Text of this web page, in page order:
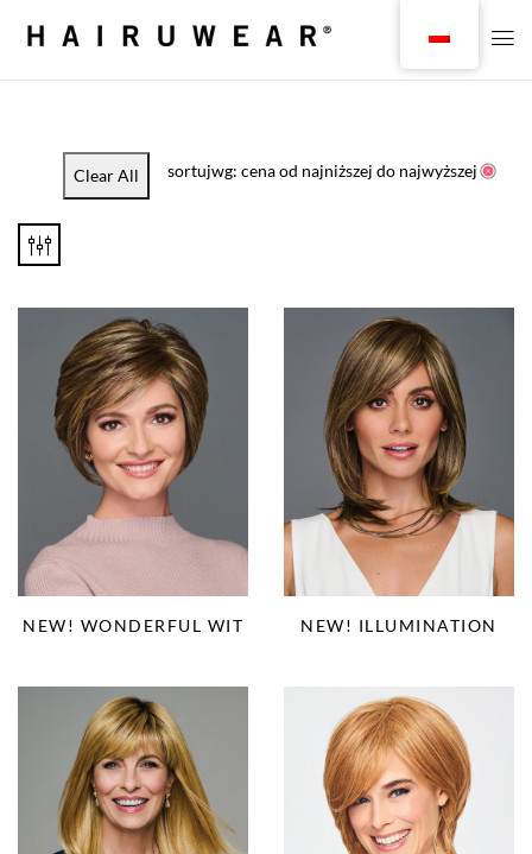
Clear All sortujwg: cena od najniższej do najwyższej
NEW! WONDERFUL WIT NEW! ILLUMINATION